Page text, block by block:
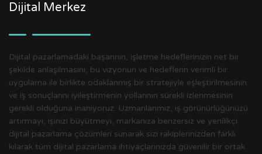
Dijital Merkez
Dijital pazarlamadaki başarının, işletme hedeflerinizin net bir
şekilde anlaşılmasını, bu vizyonun ve hedeflerin verimli bir
uygulama ile birlikte odaklanmış bir stratejiyle eşleştirilmesinin
ve iş sonuçlarını iyileştirmenin yollarının sürekli izlenmesinin
gerekli olduğuna inanıyoruz. Uzmanlarımız, iş görünürlüğünüzü
artırmayı, işinizi büyütmeyi, markanıza benzersiz ve yenilikçi
dijital pazarlama çözümleri sunarak sizi rakiplerinizden farklı
kılarak tüm dijital pazarlama ihtiyaçlarınızda güvenilir bir ortak